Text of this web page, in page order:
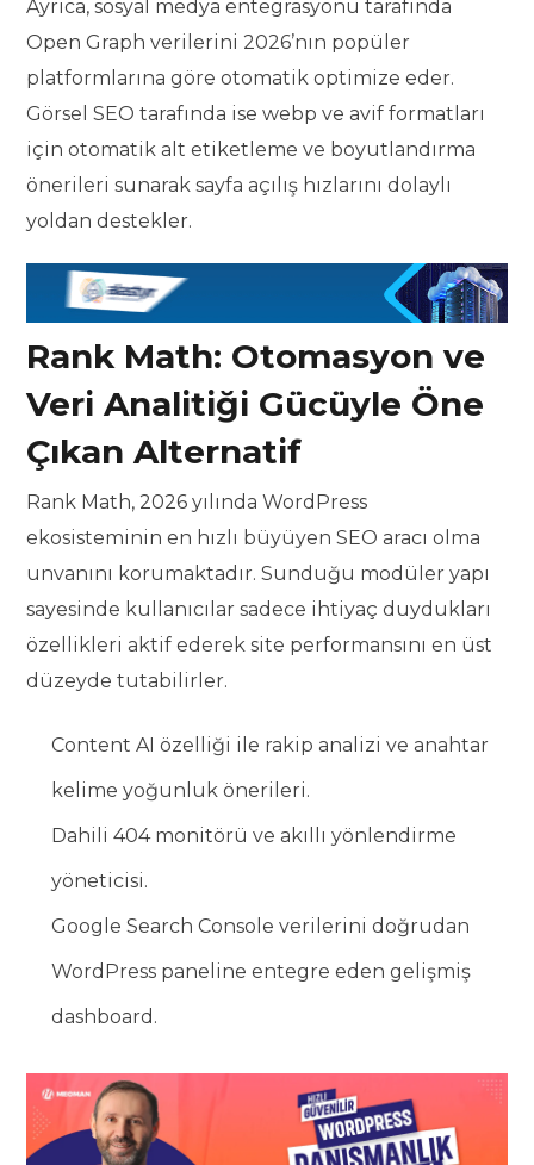
Ayrıca, sosyal medya entegrasyonu tarafında
Open Graph verilerini 2026’nın popüler
platformlarına göre otomatik optimize eder.
Görsel SEO tarafında ise webp ve avif formatları
için otomatik alt etiketleme ve boyutlandırma
önerileri sunarak sayfa açılış hızlarını dolaylı
yoldan destekler.
Rank Math: Otomasyon ve
Veri Analitiği Gücüyle Öne
Çıkan Alternatif
Rank Math, 2026 yılında WordPress
ekosisteminin en hızlı büyüyen SEO aracı olma
unvanını korumaktadır. Sunduğu modüler yapı
sayesinde kullanıcılar sadece ihtiyaç duydukları
özellikleri aktif ederek site performansını en üst
düzeyde tutabilirler.
Content AI özelliği ile rakip analizi ve anahtar
kelime yoğunluk önerileri.
Dahili 404 monitörü ve akıllı yönlendirme
yöneticisi.
Google Search Console verilerini doğrudan
WordPress paneline entegre eden gelişmiş
dashboard.